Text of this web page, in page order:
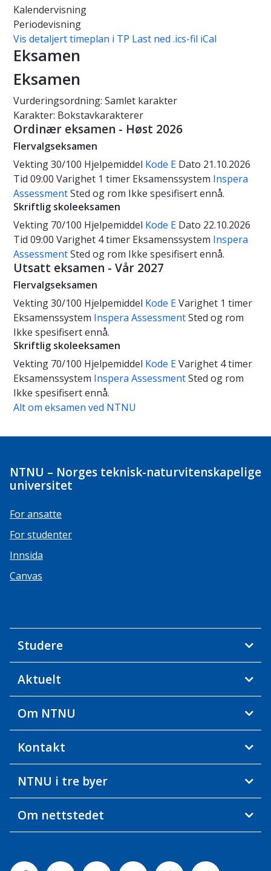
Kalendervisning
Periodevisning
Vis detaljert timeplan i TP Last ned .ics-fil iCal
Eksamen
Eksamen
Vurderingsordning: Samlet karakter
Karakter: Bokstavkarakterer
Ordinær eksamen - Høst 2026
Flervalgseksamen
Vekting30/100 Hjelpemiddel Kode E Dato 21.10.2026
Tid 09:00 Varighet 1 timer Eksamenssystem Inspera
AssessmentSted og rom Ikke spesifisert ennå.
Skriftlig skoleeksamen
Vekting 70/100 Hjelpemiddel Kode E Dato 22.10.2026
Tid 09:00 Varighet 4 timer Eksamenssystem Inspera
AssessmentSted og rom Ikke spesifisert ennå.
Utsatt eksamen - Vår 2027
Flervalgseksamen
Vekting30/100 Hjelpemiddel Kode EVarighet 1 timer
Eksamenssystem Inspera AssessmentSted og rom
Ikke spesifisert ennå.
Skriftlig skoleeksamen
Vekting 70/100 Hjelpemiddel Kode EVarighet 4 timer
Eksamenssystem Inspera AssessmentSted og rom
Ikke spesifisert ennå.
Alt om eksamen ved NTNU
NTNU – Norges teknisk-naturvitenskapelige
universitet
For ansatte
For studenter
Innsida
Canvas
Studere
Aktuelt
Om NTNU
Kontakt
NTNU i tre byer
Om nettstedet